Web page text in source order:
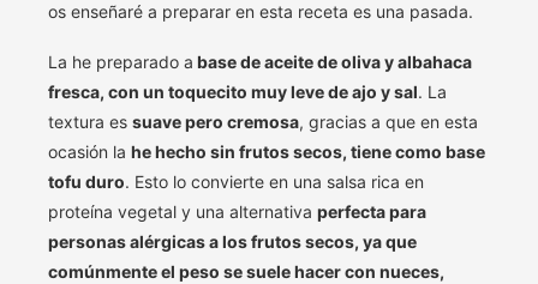
os enseñaré a preparar en esta receta es una pasada.
La he preparado a base de aceite de oliva y albahaca
fresca, con un toquecito muy leve de ajo y sal. La
textura es suave pero cremosa, gracias a que en esta
ocasión la he hecho sin frutos secos, tiene como base
tofu duro. Esto lo convierte en una salsa rica en
proteína vegetal y una alternativa perfecta para
personas alérgicas a los frutos secos, ya que
comúnmente el peso se suele hacer con nueces,